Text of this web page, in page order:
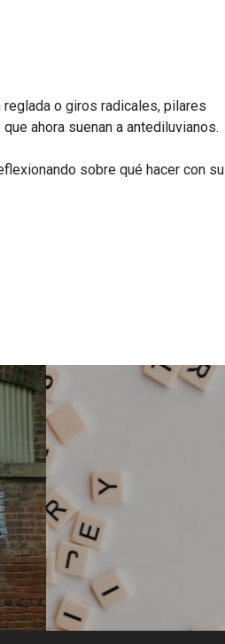
o giros radicales, pilares
ahora suenan a antediluvianos.
sobre qué hacer con su